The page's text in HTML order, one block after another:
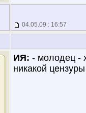
04.05.09 : 16:57
ИЯ: - молодец -
никакой